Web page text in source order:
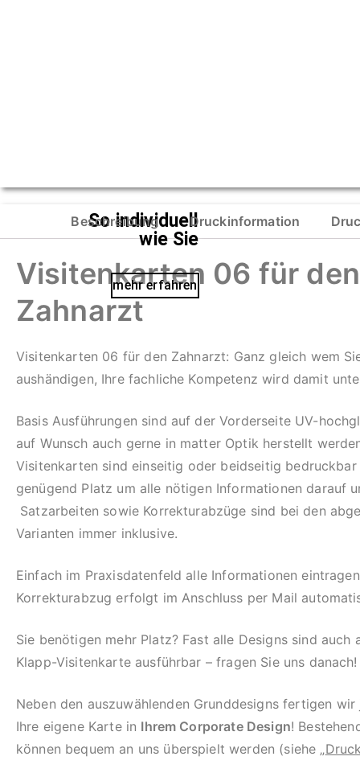
So individuell
wie Sie
mehr erfahren
Beschreibung Druckinformation
Visitenkarten 06 für den
Zahnarzt
Visitenkarten 06 für den Zahnarzt: Ganz gleich wem
aushändigen, Ihre fachliche Kompetenz wird damit
Basis Ausführungen sind auf der Vorderseite UV-
auf Wunsch auch gerne in matter Optik herstellt
Visitenkarten sind einseitig oder beidseitig
genügend Platz um alle nötigen Informationen darauf
Satzarbeiten sowie Korrekturabzüge sind bei den
Varianten immer inklusive.
Einfach im Praxisdatenfeld alle Informationen
Korrekturabzug erfolgt im Anschluss per Mail
Sie benötigen mehr Platz? Fast alle Designs sind auch
Klapp-Visitenkarte ausführbar – fragen Sie uns danach!
Neben den auszuwählenden Grunddesigns fertigen
Ihre eigene Karte in Ihrem Corporate Design!
können bequem an uns überspielt werden (siehe „